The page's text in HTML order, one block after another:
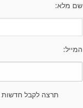
שם מלא:
המייל:
תרצה לקבל חדשות